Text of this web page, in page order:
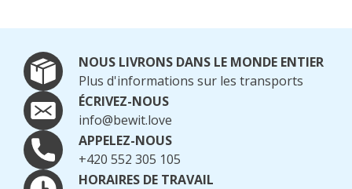
NOUS LIVRONS DANS LE MONDE ENTIER
Plus d'informations sur les transports
ÉCRIVEZ-NOUS
info@bewit.love
APPELEZ-NOUS
+420 552 305 105
HORAIRES DE TRAVAIL